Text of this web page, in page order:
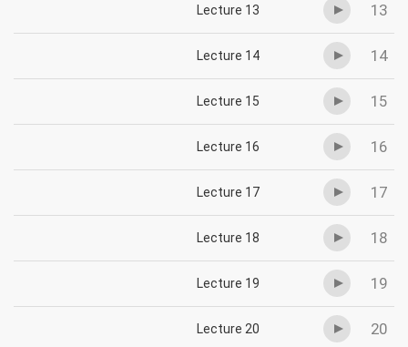
13
Lecture 13
14
Lecture 14
15
Lecture 15
16
Lecture 16
17
Lecture 17
18
Lecture 18
19
Lecture 19
20
Lecture 20